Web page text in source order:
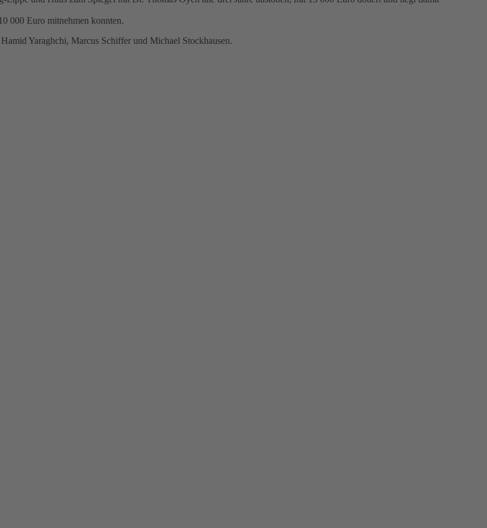
000 Euro mitnehmen konnten.
Yaraghchi, Marcus Schiffer und Michael Stockhausen.